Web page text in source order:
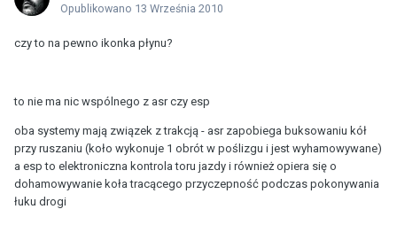
Opublikowano 13 Września 2010
czy to na pewno ikonka płynu?
to nie ma nic wspólnego z asr czy esp
oba systemy mają związek z trakcją - asr zapobiega buksowaniu kół
przy ruszaniu (koło wykonuje 1 obrót w poślizgu i jest wyhamowywane)
a esp to elektroniczna kontrola toru jazdy i również opiera się o
dohamowywanie koła tracącego przyczepność podczas pokonywania
łuku drogi